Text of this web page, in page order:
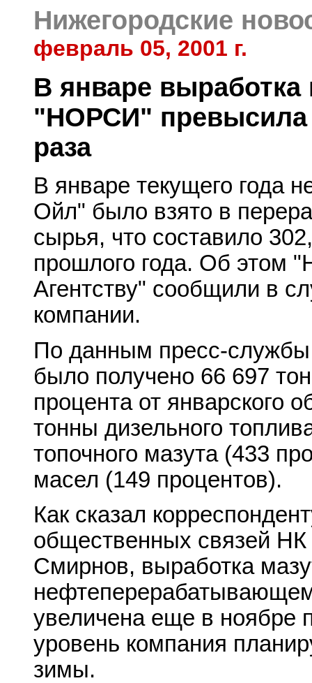
Нижегородские
февраль 05, 2001 г.
В январе выработка
"НОРСИ"
раза
В январе текущего года
Ойл" было взято в
сырья, что составило
прошлого года. Об этом
Агентству" сообщили в
компании.
По данным пресс-службы,
было получено 66 697
процента от январского
тонны дизельного
топочного мазута (433
масел (149 процентов).
Как сказал
общественных связей
Смирнов, выработка
увеличена еще в ноябре
уровень компания
зимы.